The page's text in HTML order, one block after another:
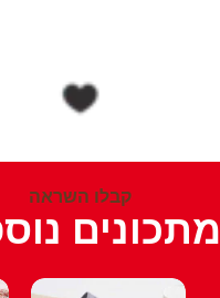
קבלו השראה
מתכונים